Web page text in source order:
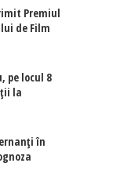
Premiul
de Film
pe locul 8
la
în